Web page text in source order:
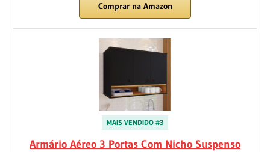
Comprar na Amazon
MAIS VENDIDO #3
Armário Aéreo 3 Portas Com Nicho Suspenso